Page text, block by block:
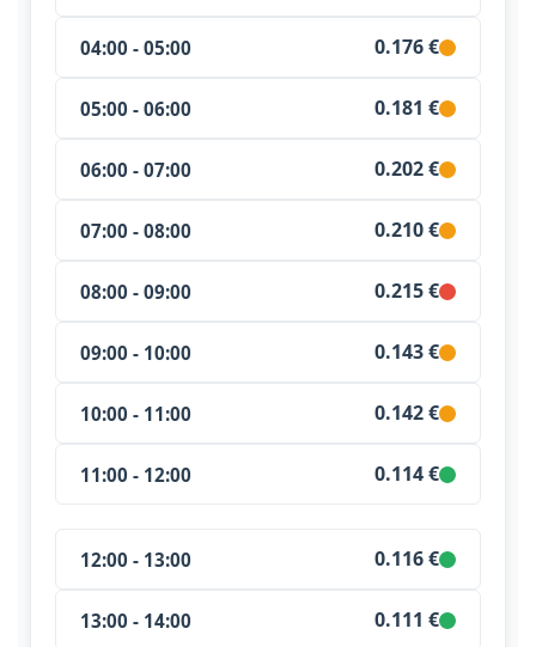
04:00 - 05:00 0.176 €
05:00 - 06:00 0.181 €
06:00 - 07:00 0.202 €
07:00 - 08:00 0.210 €
08:00 - 09:00 0.215 €
09:00 - 10:00 0.143 €
10:00 - 11:00 0.142 €
11:00 - 12:00 0.114 €
12:00 - 13:00 0.116 €
13:00 - 14:00 0.111 €